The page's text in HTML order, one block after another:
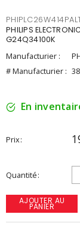
PHILIPS
G24Q34100K
Manufacturier :
# Manufacturier :
En
Prix
Quantité
AJOUTER AU
PANIER